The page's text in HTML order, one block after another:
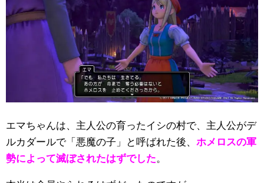
エマちゃんは、主人公の育ったイシの村で、主人公がデ
ルカダールで「悪魔の子」と呼ばれた後、 ホメロスの軍
勢によって滅ぼされたはずでした。